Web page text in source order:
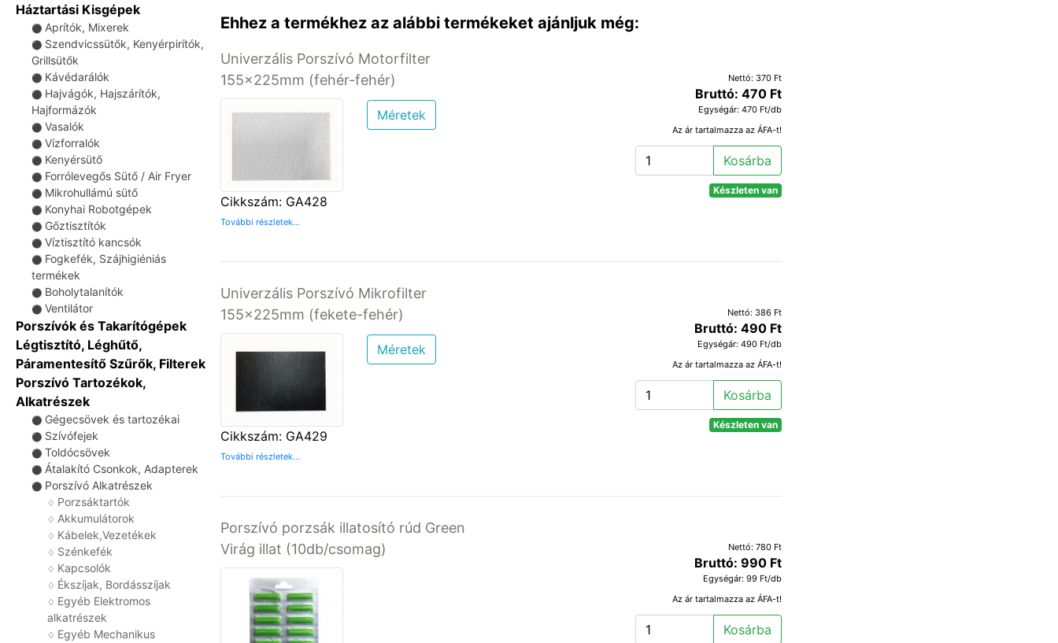
Háztartási Kisgépek
⚫ Aprítók, Mixerek
⚫ Szendvicssütők, Kenyérpirítók,
Grillsütők
⚫ Kávédarálók
⚫ Hajvágók, Hajszárítók,
Hajformázók
⚫ Vasalók
⚫ Vízforralók
⚫ Kenyérsütő
⚫ Forrólevegős Sütő / Air Fryer
⚫ Mikrohullámú sütő
⚫ Konyhai Robotgépek
⚫ Gőztisztítók
⚫ Víztisztító kancsók
⚫ Fogkefék, Szájhigiéniás
termékek
⚫ Boholytalanítók
⚫ Ventilátor
Porszívók és Takarítógépek
Légtisztító, Léghűtő,
Páramentesítő Szűrők, Filterek
Porszívó Tartozékok,
Alkatrészek
⚫ Gégecsövek és tartozékai
⚫ Szívófejek
⚫ Toldócsövek
⚫ Átalakító Csonkok, Adapterek
⚫ Porszívó Alkatrészek
♢ Porzsáktartók
♢ Akkumulátorok
♢ Kábelek,Vezetékek
♢ Szénkefék
♢ Kapcsolók
♢ Ékszíjak, Bordásszíjak
♢ Egyéb Elektromos
alkatrészek
♢ Egyéb Mechanikus
Ehhez a termékhez az alábbi termékeket ajánljuk még:
Univerzális Porszívó Motorfilter
155x225mm (fehér-fehér)
Cikkszám: GA428
További részletek...
Méretek
Nettó: 370 Ft
Bruttó: 470 Ft
Egységár: 470 Ft/db
Az ár tartalmazza az ÁFA-t!
Kosárba
Készleten van
Univerzális Porszívó Mikrofilter
155x225mm (fekete-fehér)
Cikkszám: GA429
További részletek...
Méretek
Nettó: 386 Ft
Bruttó: 490 Ft
Egységár: 490 Ft/db
Az ár tartalmazza az ÁFA-t!
Kosárba
Készleten van
Porszívó porzsák illatosító rúd Green
Virág illat (10db/csomag)
Nettó: 780 Ft
Bruttó: 990 Ft
Egységár: 99 Ft/db
Az ár tartalmazza az ÁFA-t!
Kosárba